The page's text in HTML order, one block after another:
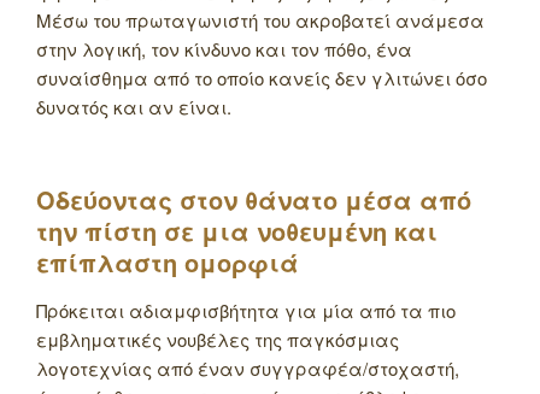
Μέσω του πρωταγωνιστή του ακροβατεί ανάμεσα
στην λογική, τον κίνδυνο και τον πόθο, ένα
συναίσθημα από το οποίο κανείς δεν γλιτώνει όσο
δυνατός και αν είναι.
Οδεύοντας στον θάνατο μέσα από
την πίστη σε μια νοθευμένη και
επίπλαστη ομορφιά
Πρόκειται αδιαμφισβήτητα για μία από τα πιο
εμβληματικές νουβέλες της παγκόσμιας
λογοτεχνίας από έναν συγγραφέα/στοχαστή,